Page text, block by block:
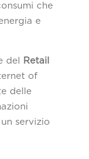
che
e
del Retail
of
delle
servizio